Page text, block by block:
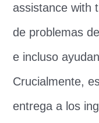
assistance with
de problemas
e incluso
Crucialmente,
entrega a los